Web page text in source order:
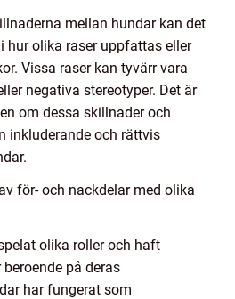
mellan hundar kan det
hur olika raser uppfattas eller
Vissa raser kan tyvärr vara
negativa stereotyper. Det är
om dessa skillnader och
inkluderande och rättvis
för- och nackdelar med olika
olika roller och haft
på deras
har fungerat som